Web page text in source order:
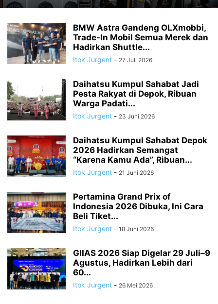
BMW Astra Gandeng OLXmobbi,
Trade-In Mobil Semua Merek dan
Hadirkan Shuttle...
Itok Jurgent - 27 Juli 2026
Daihatsu Kumpul Sahabat Jadi
Pesta Rakyat di Depok, Ribuan
Warga Padati...
Itok Jurgent - 23 Juni 2026
Daihatsu Kumpul Sahabat Depok
2026 Hadirkan Semangat
“Karena Kamu Ada”, Ribuan...
Itok Jurgent - 21 Juni 2026
Pertamina Grand Prix of
Indonesia 2026 Dibuka, Ini Cara
Beli Tiket...
Itok Jurgent - 18 Juni 2026
GIIAS 2026 Siap Digelar 29 Juli–9
Agustus, Hadirkan Lebih dari
60...
Itok Jurgent - 26 Mei 2026